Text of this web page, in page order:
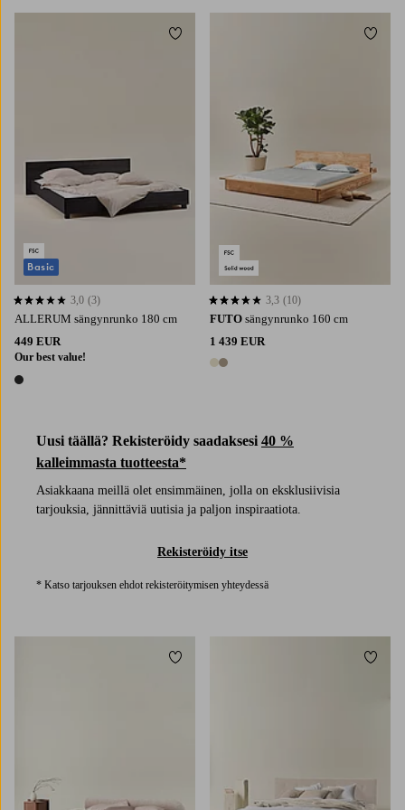
ALLERUM sängynrunko 180 cm
449 EUR
Our best value!
1 väri
3,0 perustuen 3 arvosanaan
3,0 (3)
Basic
Lisää suosikkeihin
Uusi täällä? Rekisteröidy saadaksesi 40 %
kalleimmasta tuotteesta*
Asiakkaana meillä olet ensimmäinen, jolla on eksklusiivisia
tarjouksia, jännittäviä uutisia ja paljon inspiraatiota.
Rekisteröidy itse
* Katso tarjouksen ehdot rekisteröitymisen yhteydessä
FUTO sängynrunko 160 cm
1 439 EUR
2 värejä
3,3 perustuen 10 arvosanaan
3,3 (10)
Lisää
Lisää suosikkeihin Lisää